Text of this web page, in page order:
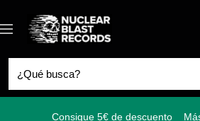
al
contenido
Navigación
Nuclear
Blast
Consigue 5€ de descuento